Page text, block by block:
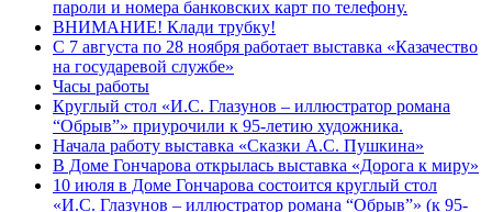
пароли и номера банковских карт по телефону.
ВНИМАНИЕ! Клади трубку!
С 7 августа по 28 ноября работает выставка «Казачество
на государевой службе»
Часы работы
Круглый стол «И.С. Глазунов – иллюстратор романа
“Обрыв”» приурочили к 95-летию художника.
Начала работу выставка «Сказки А.С. Пушкина»
В Доме Гончарова открылась выставка «Дорога к миру»
10 июля в Доме Гончарова состоится круглый стол
«И.С. Глазунов – иллюстратор романа “Обрыв”» (к 95-